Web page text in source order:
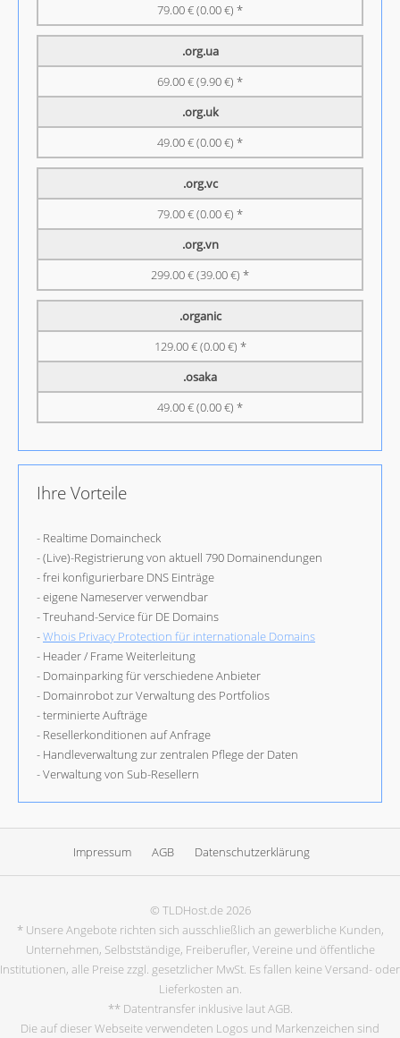
79.00 € (0.00 €) *
.org.ua
69.00 € (9.90 €) *
.org.uk
49.00 € (0.00 €) *
.org.vc
79.00 € (0.00 €) *
.org.vn
299.00 € (39.00 €) *
.organic
129.00 € (0.00 €) *
.osaka
49.00 € (0.00 €) *
Ihre Vorteile
- Realtime Domaincheck
- (Live)-Registrierung von aktuell 790 Domainendungen
- frei konfigurierbare DNS Einträge
- eigene Nameserver verwendbar
- Treuhand-Service für DE Domains
-Whois Privacy Protection für internationale Domains
- Header / Frame Weiterleitung
- Domainparking für verschiedene Anbieter
- Domainrobot zur Verwaltung des Portfolios
- terminierte Aufträge
- Resellerkonditionen auf Anfrage
- Handleverwaltung zur zentralen Pflege der Daten
- Verwaltung von Sub-Resellern
Impressum AGB Datenschutzerklärung
© TLDHost.de 2026
* Unsere Angebote richten sich ausschließlich an gewerbliche Kunden,
Unternehmen, Selbstständige, Freiberufler, Vereine und öffentliche
Institutionen, alle Preise zzgl. gesetzlicher MwSt. Es fallen keine Versand- oder
Lieferkosten an.
** Datentransfer inklusive laut AGB.
Die auf dieser Webseite verwendeten Logos und Markenzeichen sind